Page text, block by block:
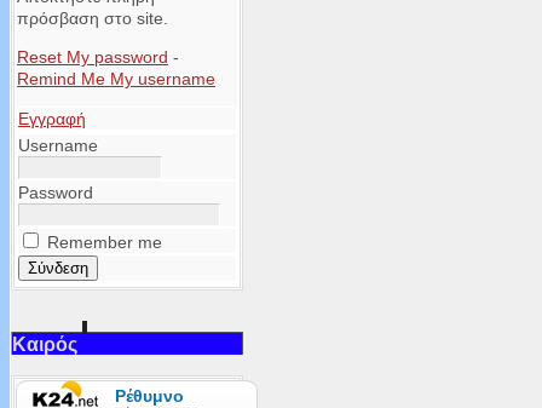
πρόσβαση στο site.
Reset My password -
Remind Me My username
Εγγραφή
Username
Password
Remember me
Καιρός